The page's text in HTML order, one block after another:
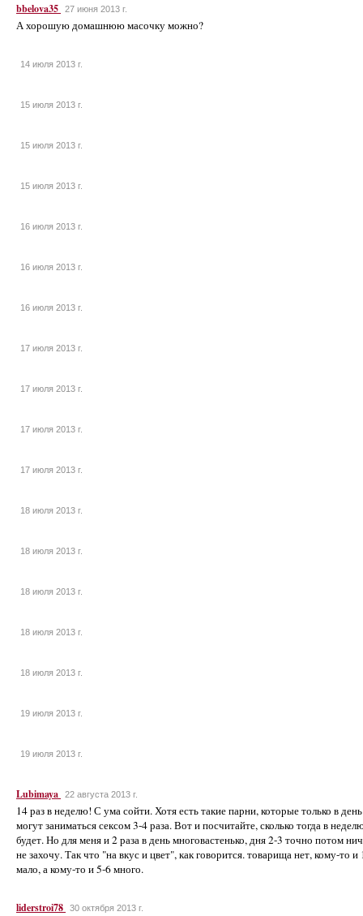
bbelova35 27 июня 2013 г.
А хорошую домашнюю масочку можно?
14 июля 2013 г.
15 июля 2013 г.
15 июля 2013 г.
15 июля 2013 г.
16 июля 2013 г.
16 июля 2013 г.
16 июля 2013 г.
17 июля 2013 г.
17 июля 2013 г.
17 июля 2013 г.
17 июля 2013 г.
18 июля 2013 г.
18 июля 2013 г.
18 июля 2013 г.
18 июля 2013 г.
18 июля 2013 г.
19 июля 2013 г.
19 июля 2013 г.
Lubimaya 22 августа 2013 г.
14 раз в неделю! С ума сойти. Хотя есть такие парни, которые только в день
могут заниматься сексом 3-4 раза. Вот и посчитайте, сколько тогда в
будет. Но для меня и 2 раза в день многовастенько, дня 2-3 точно потом
не захочу. Так что "на вкус и цвет", как говорится. товарища нет, кому-то и
мало, а кому-то и 5-6 много.
liderstroi78 30 октября 2013 г.